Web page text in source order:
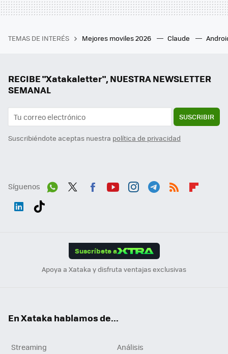
TEMAS DE INTERÉS Mejores moviles 2026 Claude
RECIBE "Xatakaletter", NUESTRA NEWSLETTER
SEMANAL
SUSCRIBIR
Suscribiéndote aceptas nuestra política de privacidad
Síguenos
Suscríbete a
Apoya a Xataka y disfruta ventajas exclusivas
En Xataka hablamos de...
Streaming
Análisis